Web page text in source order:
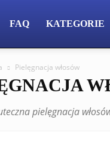
FAQ KATEGORIE
Pielęgnacja włosów
pielęgnacja